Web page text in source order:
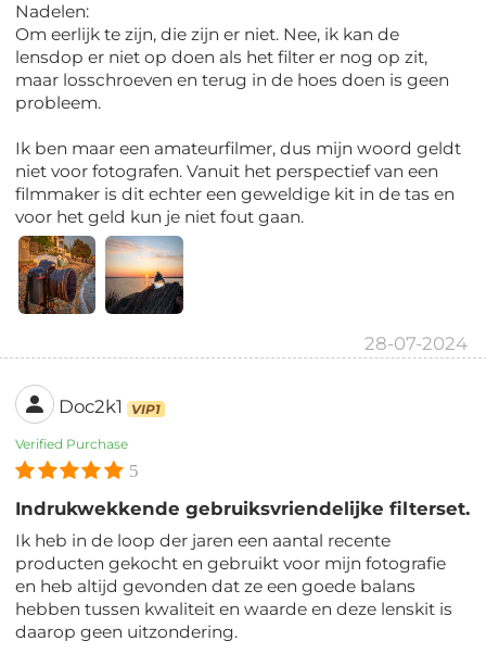
Nadelen:
Om eerlijk te zijn, die zijn er niet. Nee, ik kan de
lensdop er niet op doen als het filter er nog op zit,
maar losschroeven en terug in de hoes doen is geen
probleem.
Ik ben maar een amateurfilmer, dus mijn woord geldt
niet voor fotografen. Vanuit het perspectief van een
filmmaker is dit echter een geweldige kit in de tas en
voor het geld kun je niet fout gaan.
28-07-2024
Doc2k1 VIP1
Verified Purchase
5
Indrukwekkende gebruiksvriendelijke filterset.
Ik heb in de loop der jaren een aantal recente
producten gekocht en gebruikt voor mijn fotografie
en heb altijd gevonden dat ze een goede balans
hebben tussen kwaliteit en waarde en deze lenskit is
daarop geen uitzondering.